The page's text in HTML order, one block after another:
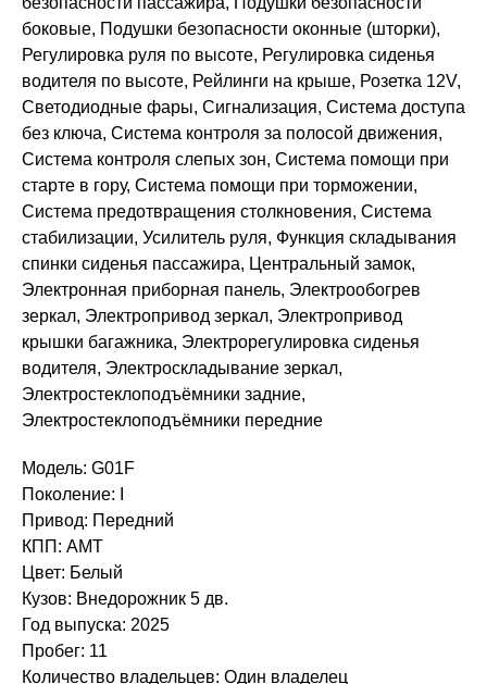
боковые, Подушки безопасности оконные (шторки),
Регулировка руля по высоте, Регулировка сиденья
водителя по высоте, Рейлинги на крыше, Розетка 12V,
Светодиодные фары, Сигнализация, Система доступа
без ключа, Система контроля за полосой движения,
Система контроля слепых зон, Система помощи при
старте в гору, Система помощи при торможении,
Система предотвращения столкновения, Система
стабилизации, Усилитель руля, Функция складывания
спинки сиденья пассажира, Центральный замок,
Электронная приборная панель, Электрообогрев
зеркал, Электропривод зеркал, Электропривод
крышки багажника, Электрорегулировка сиденья
водителя, Электроскладывание зеркал,
Электростеклоподъёмники задние,
Электростеклоподъёмники передние
Модель: G01F
Поколение: I
Привод: Передний
КПП: AMT
Цвет: Белый
Кузов: Внедорожник 5 дв.
Год выпуска: 2025
Пробег: 11
Количество владельцев: Один владелец